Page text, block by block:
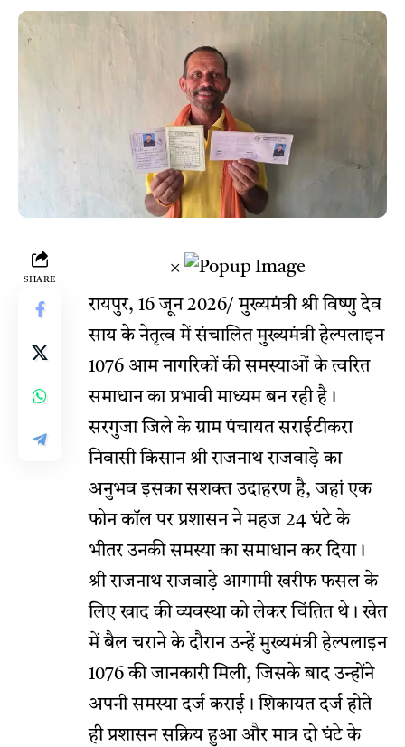
SHARE
×
रायपुर, 16 जून 2026/ मुख्यमंत्री श्री विष्णु देव
साय के नेतृत्व में संचालित मुख्यमंत्री हेल्पलाइन
1076 आम नागरिकों की समस्याओं के त्वरित
समाधान का प्रभावी माध्यम बन रही है।
सरगुजा जिले के ग्राम पंचायत सराईटीकरा
निवासी किसान श्री राजनाथ राजवाड़े का
अनुभव इसका सशक्त उदाहरण है, जहां एक
फोन कॉल पर प्रशासन ने महज 24 घंटे के
भीतर उनकी समस्या का समाधान कर दिया।
श्री राजनाथ राजवाड़े आगामी खरीफ फसल के
लिए खाद की व्यवस्था को लेकर चिंतित थे। खेत
में बैल चराने के दौरान उन्हें मुख्यमंत्री हेल्पलाइन
1076 की जानकारी मिली, जिसके बाद उन्होंने
अपनी समस्या दर्ज कराई। शिकायत दर्ज होते
ही प्रशासन सक्रिय हुआ और मात्र दो घंटे के